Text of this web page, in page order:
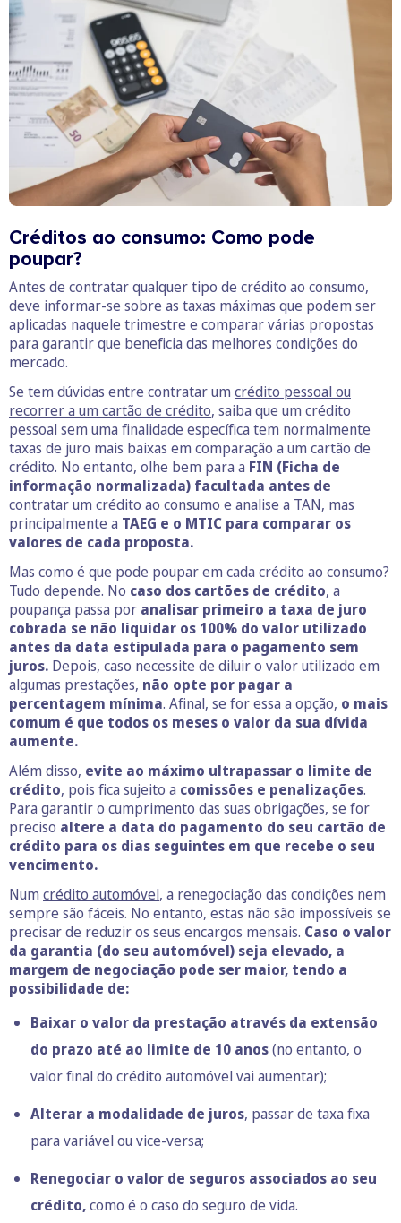
Créditos ao consumo: Como pode
poupar?
Antes de contratar qualquer tipo de crédito ao consumo,
deve informar-se sobre as taxas máximas que podem ser
aplicadas naquele trimestre e comparar várias propostas
para garantir que beneficia das melhores condições do
mercado.
Se tem dúvidas entre contratar um crédito pessoal ou
recorrer a um cartão de crédito, saiba que um crédito
pessoal sem uma finalidade específica tem normalmente
taxas de juro mais baixas em comparação a um cartão de
crédito. No entanto, olhe bem para a FIN (Ficha de
informação normalizada) facultada antes de
contratar um crédito ao consumo e analise a TAN, mas
principalmente a TAEG e o MTIC para comparar os
valores de cada proposta.
Mas como é que pode poupar em cada crédito ao consumo?
Tudo depende. No caso dos cartões de crédito, a
poupança passa por analisar primeiro a taxa de juro
cobrada se não liquidar os 100% do valor utilizado
antes da data estipulada para o pagamento sem
juros. Depois, caso necessite de diluir o valor utilizado em
algumas prestações, não opte por pagar a
percentagem mínima. Afinal, se for essa a opção, o mais
comum é que todos os meses o valor da sua dívida
aumente.
Além disso, evite ao máximo ultrapassar o limite de
crédito, pois fica sujeito a comissões e penalizações.
Para garantir o cumprimento das suas obrigações, se for
preciso altere a data do pagamento do seu cartão de
crédito para os dias seguintes em que recebe o seu
vencimento.
Num crédito automóvel, a renegociação das condições nem
sempre são fáceis. No entanto, estas não são impossíveis se
precisar de reduzir os seus encargos mensais. Caso o valor
da garantia (do seu automóvel) seja elevado, a
margem de negociação pode ser maior, tendo a
possibilidade de:
Baixar o valor da prestação através da extensão
do prazo até ao limite de 10 anos(no entanto, o
valor final do crédito automóvel vai aumentar);
Alterar a modalidade de juros, passar de taxa fixa
para variável ou vice-versa;
Renegociar o valor de seguros associados ao seu
crédito,como é o caso do seguro de vida.